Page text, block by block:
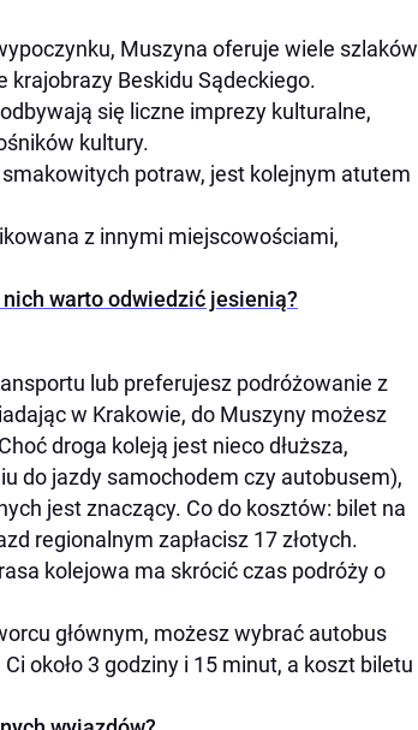
Muszyna oferuje wiele szlaków
Beskidu Sądeckiego.
się liczne imprezy kulturalne,
kultury.
potraw, jest kolejnym atutem
z innymi miejscowościami,
warto odwiedzić jesienią?
lub preferujesz podróżowanie z
w Krakowie, do Muszyny możesz
droga koleją jest nieco dłuższa,
do jazdy samochodem czy autobusem),
jest znaczący. Co do kosztów: bilet na
regionalnym zapłacisz 17 złotych.
kolejowa ma skrócić czas podróży o
głównym, możesz wybrać autobus
około 3 godziny i 15 minut, a koszt biletu